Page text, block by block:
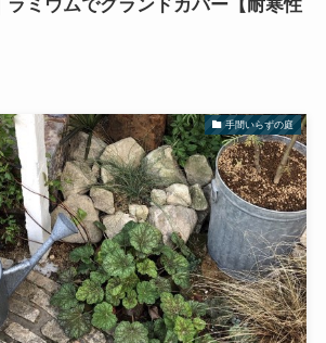
ラミウムでグランドカバー【耐寒性
手間いらずの庭